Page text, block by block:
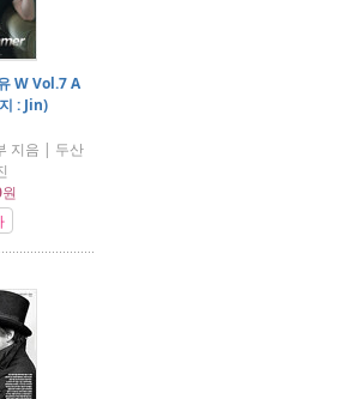
W Vol.7 A
: Jin)
지음 | 두산
원